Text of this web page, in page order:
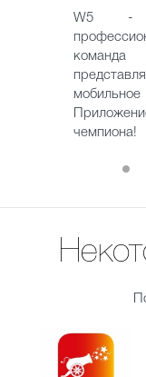
W5 -
чемпиона!